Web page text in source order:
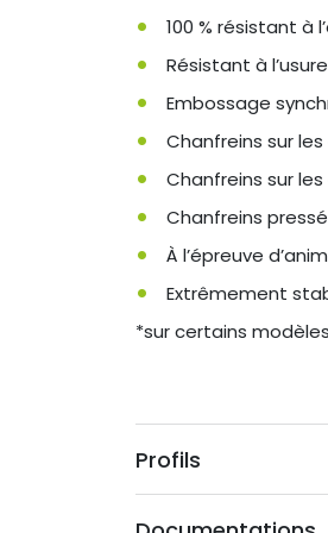
100 % résistant à
Résistant à l’usure
Embossage
Chanfreins sur
Chanfreins sur
Chanfreins
À l’épreuve
Extrêmement
*sur certains modèles
Profils